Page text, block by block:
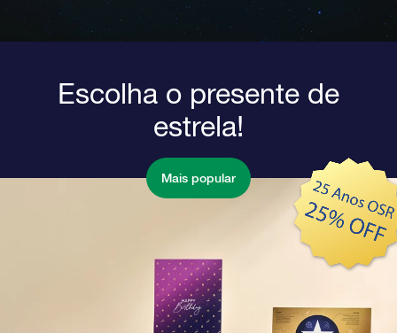
Escolha o presente de
estrela!
Mais popular